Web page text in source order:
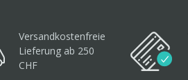
Versandkostenfreie
Lieferung ab 250
CHF